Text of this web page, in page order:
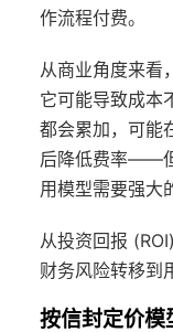
作流程付费。
从商业角度来看
它可能导致成本
都会累加，可能
后降低费率——
用模型需要强大
从投资回报
财务风险转移到
按信封定价模